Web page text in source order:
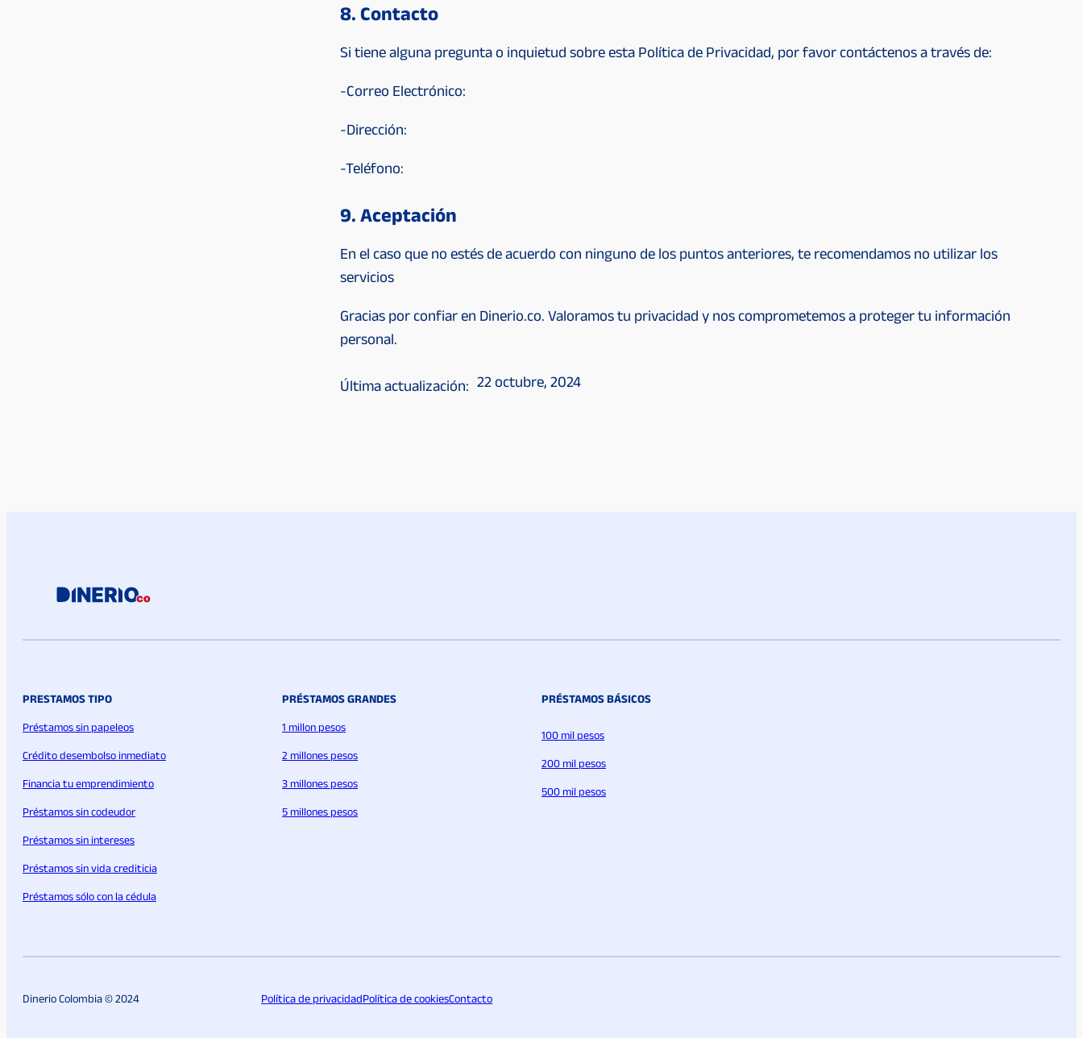
8. Contacto
Si tiene alguna pregunta o inquietud sobre esta Política de Privacidad, por favor contáctenos a través de:
-Correo Electrónico:
-Dirección:
-Teléfono:
9. Aceptación
En el caso que no estés de acuerdo con ninguno de los puntos anteriores, te recomendamos no utilizar los
servicios
Gracias por confiar en Dinerio.co. Valoramos tu privacidad y nos comprometemos a proteger tu información
personal.
Última actualización: 22 octubre, 2024
PRESTAMOS TIPO
Préstamos sin papeleos
Crédito desembolso inmediato
Financia tu emprendimiento
Préstamos sin codeudor
Préstamos sin intereses
Préstamos sin vida crediticia
Préstamos sólo con la cédula
PRÉSTAMOS GRANDES
1 millon pesos
2 millones pesos
3 millones pesos
5 millones pesos
PRÉSTAMOS BÁSICOS
100 mil pesos
200 mil pesos
500 mil pesos
Dinerio Colombia © 2024 Política de privacidadPolítica de cookiesContacto